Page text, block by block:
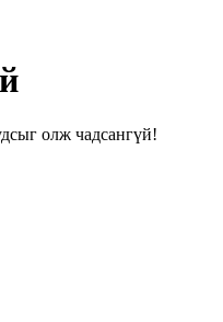
олж чадсангүй!